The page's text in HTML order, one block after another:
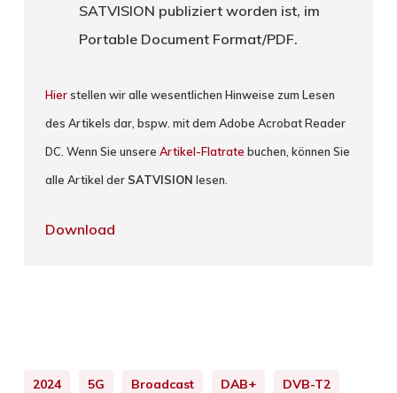
SATVISION publiziert worden ist, im
Portable Document Format/PDF.
Hierstellen wir alle wesentlichen Hinweise zum Lesen
des Artikels dar, bspw. mit dem Adobe Acrobat Reader
DC. Wenn Sie unsereArtikel-Flatrate buchen, können Sie
alle Artikel der SATVISION lesen.
Download
2024 5G Broadcast DAB+ DVB-T2